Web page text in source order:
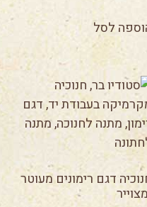
לסל
דגם רימונים מעוטר